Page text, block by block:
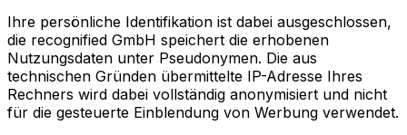
Ihre persönliche Identifikation ist dabei ausgeschlossen,
die recognified GmbH speichert die erhobenen
Nutzungsdaten unter Pseudonymen. Die aus
technischen Gründen übermittelte IP-Adresse Ihres
Rechners wird dabei vollständig anonymisiert und nicht
für die gesteuerte Einblendung von Werbung verwendet.